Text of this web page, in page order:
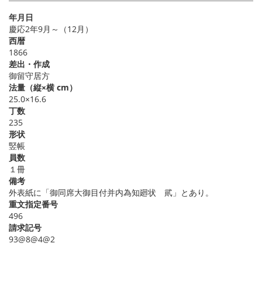
年月日
慶応2年9月～（12月）
西暦
1866
差出・作成
御留守居方
法量（縦×横 cm）
25.0×16.6
丁数
235
形状
竪帳
員数
１冊
備考
外表紙に「御同席大御目付并内為知廻状 貮」とあり。
重文指定番号
496
請求記号
93@8@4@2